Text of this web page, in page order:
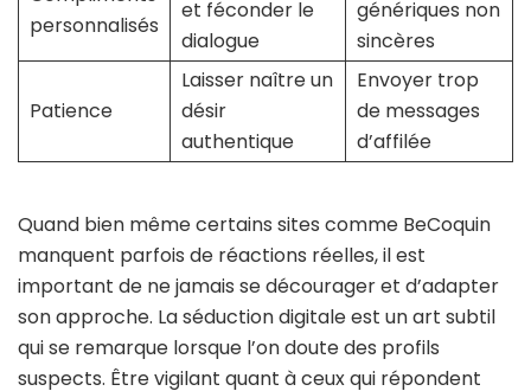
personnalisés
et féconder le
dialogue
génériques non
sincères
Patience
Laisser naître un
désir
authentique
Envoyer trop
de messages
d’affilée
Quand bien même certains sites comme BeCoquin
manquent parfois de réactions réelles, il est
important de ne jamais se décourager et d’adapter
son approche. La séduction digitale est un art subtil
qui se remarque lorsque l’on doute des profils
suspects. Être vigilant quant à ceux qui répondent